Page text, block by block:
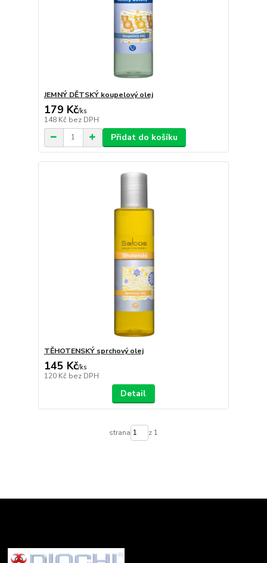
JEMNÝ DĚTSKÝ koupelový olej
179 Kč/ks
148 Kč bez DPH
Přidat do košíku
TĚHOTENSKÝ sprchový olej
145 Kč/ks
120 Kč bez DPH
Detail
strana z 1